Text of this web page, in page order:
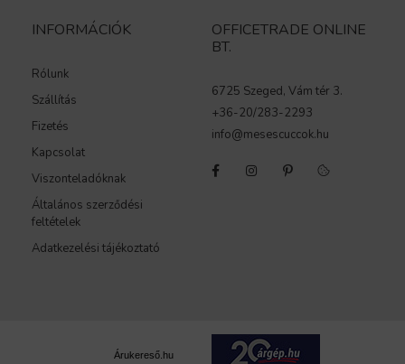
INFORMÁCIÓK
Rólunk
Szállítás
Fizetés
Kapcsolat
Viszonteladóknak
Általános szerződési
feltételek
Adatkezelési tájékoztató
OFFICETRADE ONLINE
BT.
6725 Szeged, Vám tér 3.
+36-20/283-2293
info@mesescuccok.hu
Árukereső.hu